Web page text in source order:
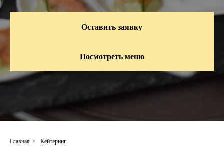
Оставить заявку
Посмотреть меню
Главная » Кейтеринг